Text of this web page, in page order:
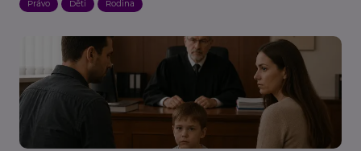
Právo Děti Rodina